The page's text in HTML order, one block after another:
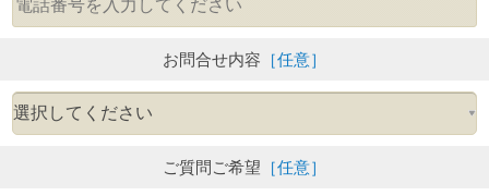
お問合せ内容 ［任意］
ご質問ご希望 ［任意］